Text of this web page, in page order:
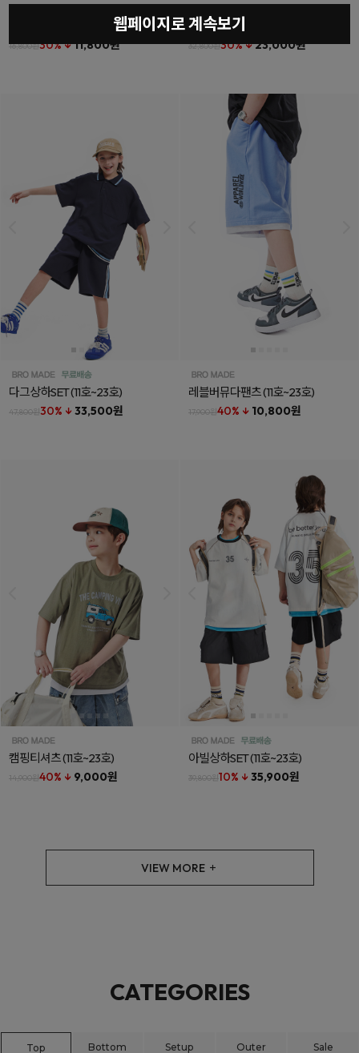
(11호~23호)
16,800원30% ↓11,800원
더튼포켓하프팬츠
32,800원30% ↓23,000원
다그상하SET(11호~23호)
47,800원30% ↓ 33,500원
레블버뮤다팬츠(11호~23호)
17,900원40% ↓ 10,800원
캠핑티셔츠(11호~23호)
14,900원40% ↓ 9,000원
아빌상하SET(11호~23호)
39,800원10% ↓ 35,900원
VIEW MORE
CATEGORIES
Top Bottom Setup Outer Sale
웹페이지로 계속보기